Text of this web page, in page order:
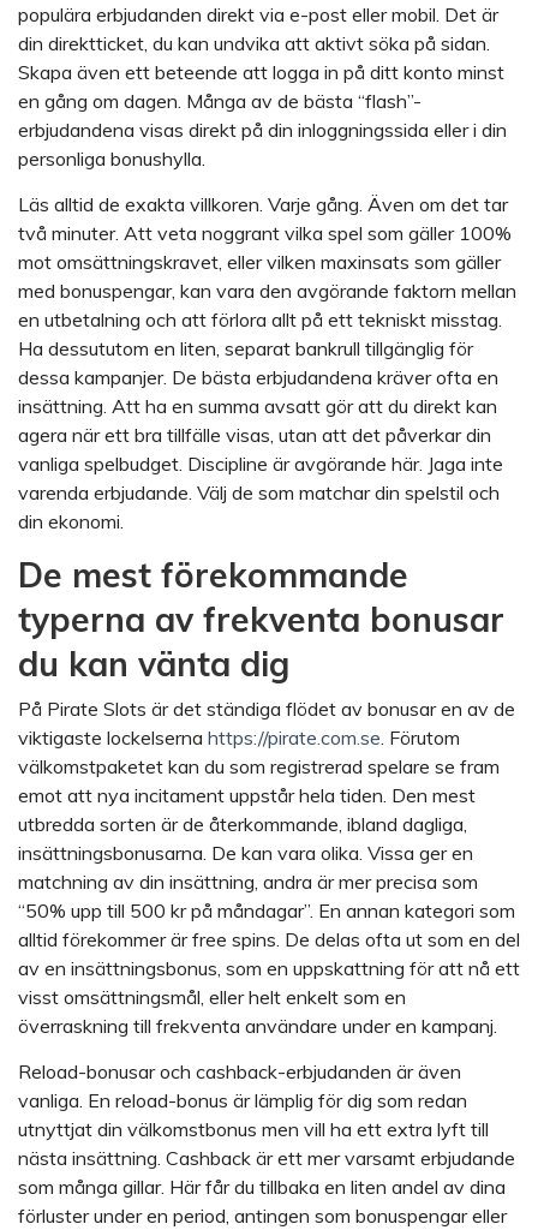
populära erbjudanden direkt via e-post eller mobil. Det är
din direktticket, du kan undvika att aktivt söka på sidan.
Skapa även ett beteende att logga in på ditt konto minst
en gång om dagen. Många av de bästa “flash”-
erbjudandena visas direkt på din inloggningssida eller i din
personliga bonushylla.
Läs alltid de exakta villkoren. Varje gång. Även om det tar
två minuter. Att veta noggrant vilka spel som gäller 100%
mot omsättningskravet, eller vilken maxinsats som gäller
med bonuspengar, kan vara den avgörande faktorn mellan
en utbetalning och att förlora allt på ett tekniskt misstag.
Ha dessututom en liten, separat bankrull tillgänglig för
dessa kampanjer. De bästa erbjudandena kräver ofta en
insättning. Att ha en summa avsatt gör att du direkt kan
agera när ett bra tillfälle visas, utan att det påverkar din
vanliga spelbudget. Discipline är avgörande här. Jaga inte
varenda erbjudande. Välj de som matchar din spelstil och
din ekonomi.
De mest förekommande
typerna av frekventa bonusar
du kan vänta dig
På Pirate Slots är det ständiga flödet av bonusar en av de
viktigaste lockelserna https://pirate.com.se. Förutom
välkomstpaketet kan du som registrerad spelare se fram
emot att nya incitament uppstår hela tiden. Den mest
utbredda sorten är de återkommande, ibland dagliga,
insättningsbonusarna. De kan vara olika. Vissa ger en
matchning av din insättning, andra är mer precisa som
“50% upp till 500 kr på måndagar”. En annan kategori som
alltid förekommer är free spins. De delas ofta ut som en del
av en insättningsbonus, som en uppskattning för att nå ett
visst omsättningsmål, eller helt enkelt som en
överraskning till frekventa användare under en kampanj.
Reload-bonusar och cashback-erbjudanden är även
vanliga. En reload-bonus är lämplig för dig som redan
utnyttjat din välkomstbonus men vill ha ett extra lyft till
nästa insättning. Cashback är ett mer varsamt erbjudande
som många gillar. Här får du tillbaka en liten andel av dina
förluster under en period, antingen som bonuspengar eller